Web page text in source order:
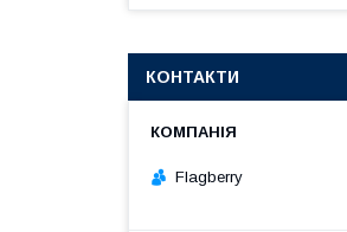
КОНТАКТИ
Flagberry